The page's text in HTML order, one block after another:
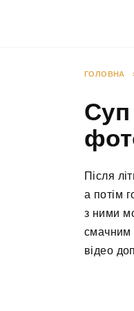
ГОЛОВНА
Суп
Після
а потім
з ними
смачним
відео